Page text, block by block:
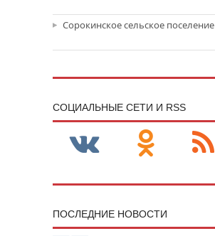
Сорокинское сельское поселение
CОЦИАЛЬНЫЕ СЕТИ И RSS
ПОСЛЕДНИЕ НОВОСТИ